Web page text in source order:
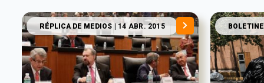
RÉPLICA DE MEDIOS | 14 ABR. 2015